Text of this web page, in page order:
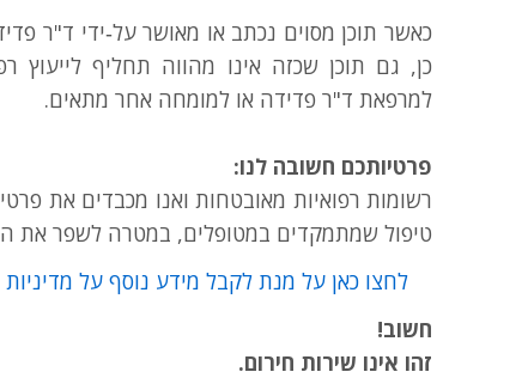
כאשר תוכן מסוים נכתב או מאושר על‑ידי ד"ר
כן, גם תוכן שכזה אינו מהווה תחליף לייעוץ
למרפאת ד"ר פדידה או למומחה אחר מתאים.
פרטיותכם חשובה לנו:
רשומות רפואיות מאובטחות ואנו מכבדים את
טיפול שמתמקדים במטופלים, במטרה לשפר את
לחצו כאן על מנת לקבל מידע נוסף על
חשוב!
זהו אינו שירות חירום.